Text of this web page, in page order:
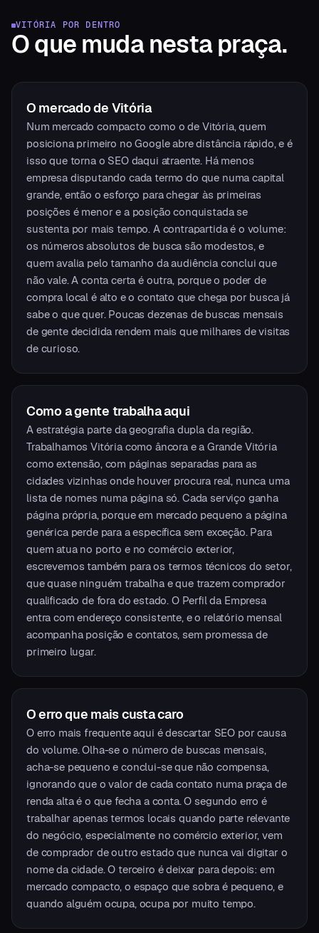
VITÓRIA POR DENTRO
O que mudanesta praça.
O mercadode Vitória
Num mercado compacto como o de Vitória, quem
posiciona primeiro no Google abre distância rápido, e é
isso que torna o SEO daqui atraente. Há menos
empresa disputando cada termo do que numa capital
grande, então o esforço para chegar às primeiras
posições é menor e a posição conquistada se
sustenta por mais tempo. A contrapartida é o volume:
os números absolutos de busca são modestos, e
quem avalia pelo tamanho da audiência conclui que
não vale. A conta certa é outra, porque o poder de
compra local é alto e o contato que chega por busca já
sabe o que quer. Poucas dezenas de buscas mensais
de gente decidida rendem mais que milhares de visitas
de curioso.
Como a gente trabalha aqui
A estratégia parte da geografia dupla da região.
Trabalhamos Vitória como âncora e a Grande Vitória
como extensão, com páginas separadas para as
cidades vizinhas onde houver procura real, nunca uma
lista de nomes numa página só. Cada serviço ganha
página própria, porque em mercado pequeno a página
genérica perde para a específica sem exceção. Para
quem atua no porto e no comércio exterior,
escrevemos também para os termos técnicos do setor,
que quase ninguém trabalha e que trazem comprador
qualificado de fora do estado. O Perfil da Empresa
entra com endereço consistente, e o relatório mensal
acompanha posição e contatos, sem promessa de
primeiro lugar.
O erro que mais custa caro
O erro mais frequente aqui é descartar SEO por causa
do volume. Olha-se o número de buscas mensais,
acha-se pequeno e conclui-se que não compensa,
ignorando que o valor de cada contato numa praça de
renda alta é o que fecha a conta. O segundo erro é
trabalhar apenas termos locais quando parte relevante
do negócio, especialmente no comércio exterior, vem
de comprador de outro estado que nunca vai digitar o
nome da cidade. O terceiro é deixar para depois: em
mercado compacto, o espaço que sobra é pequeno, e
quando alguém ocupa, ocupa por muito tempo.